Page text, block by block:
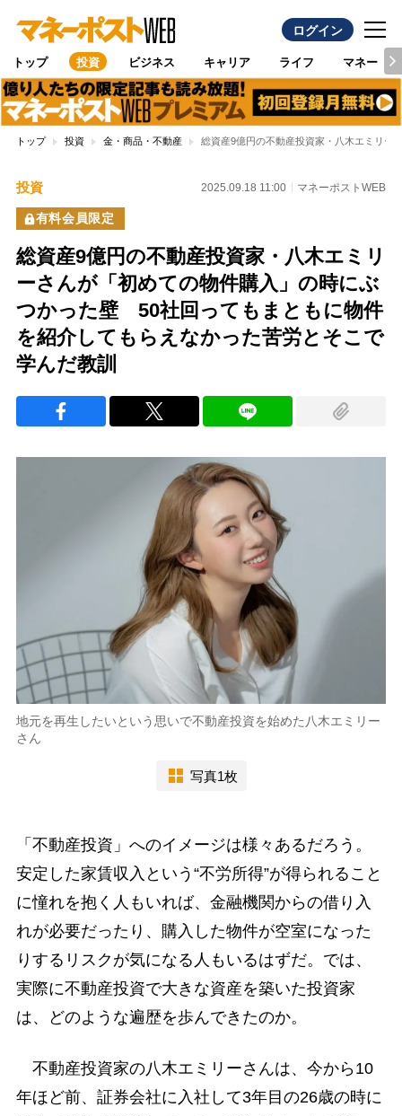
ログイン
トップ 投資 ビジネス キャリア ライフ マネー
トップ 投資 金・商品・不動産 総資産9億円の不動産投資家・八木エミリー
投資 2025.09.18 11:00 マネーポストWEB
有料会員限定
総資産9億円の不動産投資家・八木エミリ
ーさんが「初めての物件購入」の時にぶ
つかった壁 50社回ってもまともに物件
を紹介してもらえなかった苦労とそこで
学んだ教訓
地元を再生したいという思いで不動産投資を始めた八木エミリー
さん
写真1枚
「不動産投資」へのイメージは様々あるだろう。
安定した家賃収入という“不労所得”が得られること
に憧れを抱く人もいれば、金融機関からの借り入
れが必要だったり、購入した物件が空室になった
りするリスクが気になる人もいるはずだ。では、
実際に不動産投資で大きな資産を築いた投資家
は、どのような遍歴を歩んできたのか。
不動産投資家の八木エミリーさんは、今から10
年ほど前、証券会社に入社して3年目の26歳の時に